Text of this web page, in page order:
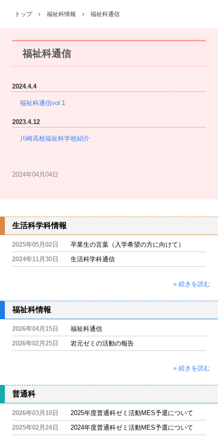
トップ › 福祉科情報 › 福祉科通信
福祉科通信
2024.4.4
福祉科通信vol.1
2023.4.12
川崎高校福祉科学校紹介
2024年04月04日
生活科学科情報
2025年05月02日
卒業生の言葉（入学希望の方に向けて）
2024年11月30日
生活科学科通信
» 続きを読む
福祉科情報
2026年04月15日
福祉科通信
2026年02月25日
岩元ゼミの活動の報告
» 続きを読む
普通科
2026年03月10日
2025年度普通科ゼミ活動MES予選について
2025年02月24日
2024年度普通科ゼミ活動MES予選について